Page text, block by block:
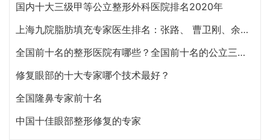
国内十大三级甲等公立整形外科医院排名2020年
上海九院脂肪填充专家医生排名：张路、 曹卫刚、余力（简介、案例、预约）
全国前十名的整形医院有哪些？全国前十名的公立三甲整形医院排名大全
修复眼部的十大专家哪个技术最好？
全国隆鼻专家前十名
中国十佳眼部整形修复的专家